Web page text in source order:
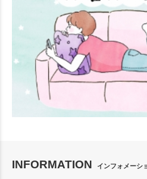
INFORMATION インフォメーシ